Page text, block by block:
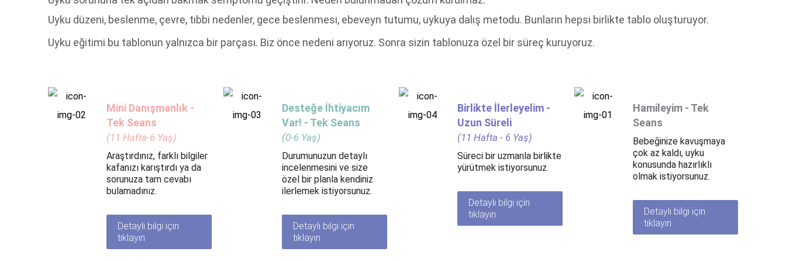
Uyku düzeni, beslenme, çevre, tıbbi nedenler, gece beslenmesi, ebeveyn tutumu, uykuya dalış metodu. Bunların hepsi birlikte tablo oluşturuyor.
Uyku eğitimi bu tablonun yalnızca bir parçası. Biz önce nedeni arıyoruz. Sonra sizin tablonuza özel bir süreç kuruyoruz.
Mini Danışmanlık -
Tek Seans
(11 Hafta-6 Yaş)
Araştırdınız, farklı bilgiler
kafanızı karıştırdı ya da
sorunuza tam cevabı
bulamadınız.
Detaylı bilgi için
tıklayın
Desteğe İhtiyacım
Var! - Tek Seans
(0-6 Yaş)
Durumunuzun detaylı
incelenmesini ve size
özel bir planla kendiniz
ilerlemek istiyorsunuz.
Detaylı bilgi için
tıklayın
Birlikte İlerleyelim -
Uzun Süreli
(11 Hafta - 6 Yaş)
Süreci bir uzmanla birlikte
yürütmek istiyorsunuz.
Detaylı bilgi için
tıklayın
Hamileyim - Tek
Seans
Bebeğinize kavuşmaya
çok az kaldı, uyku
konusunda hazırlıklı
olmak istiyorsunuz.
Detaylı bilgi için
tıklayın